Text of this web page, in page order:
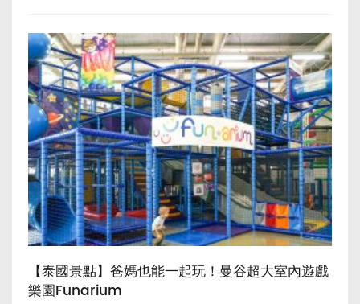
【泰國景點】爸媽也能一起玩！曼谷超大室內遊戲
樂園Funarium